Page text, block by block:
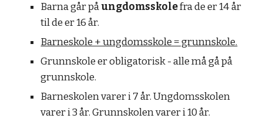
Barna går påungdomsskolefra de er 14 år
til de er 16 år.
Barneskole + ungdomsskole = grunnskole.
Grunnskole er obligatorisk - alle må gå på
grunnskole.
Barneskolen varer i 7 år. Ungdomsskolen
varer i 3 år. Grunnskolen varer i 10 år.